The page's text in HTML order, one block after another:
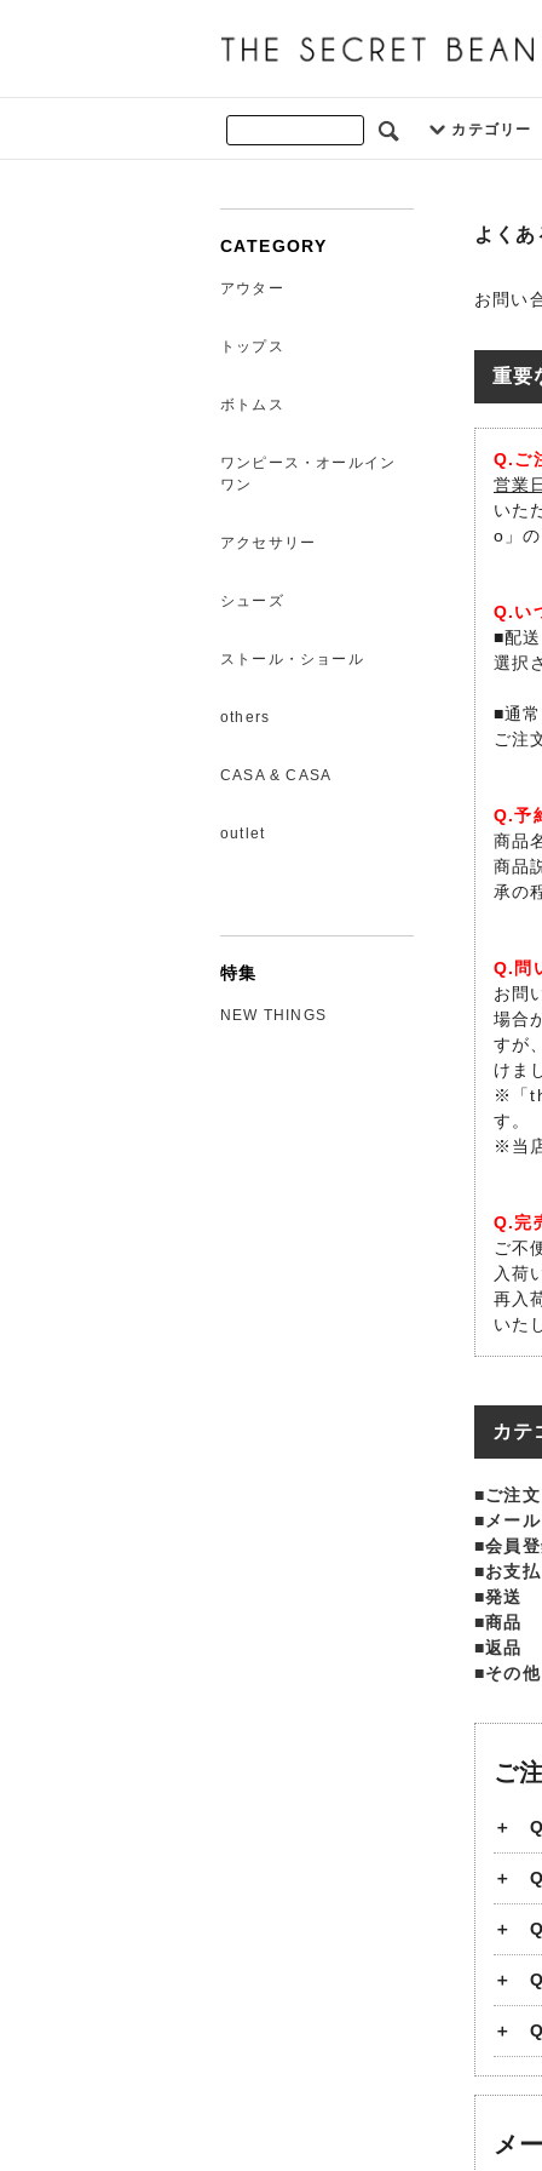
カテゴリー
よく
お問い
重要
Q.ご
営業
いた
o」
Q.い
■配
選択
■通
ご注
Q.予
商品
商品
承の
Q.問
お問
場合
すが
けま
※「
す。
※当
Q.完
ご不
入荷
再入
いた
カテ
■ご注文
■メール
■会員
■お支
■発送
■商品
■返品
■その他
ご
メ
CATEGORY
アウター
トップス
ボトムス
ワンピース・オールイン
ワン
アクセサリー
シューズ
ストール・ショール
others
CASA & CASA
outlet
特集
NEW THINGS